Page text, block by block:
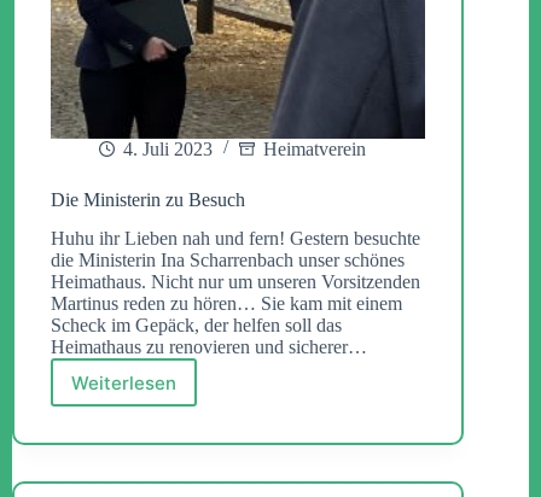
4. Juli 2023 Heimatverein
Die Ministerin zu Besuch
Huhu ihr Lieben nah und fern! Gestern besuchte
die Ministerin Ina Scharrenbach unser schönes
Heimathaus. Nicht nur um unseren Vorsitzenden
Martinus reden zu hören… Sie kam mit einem
Scheck im Gepäck, der helfen soll das
Heimathaus zu renovieren und sicherer…
Weiterlesen
Die
zu